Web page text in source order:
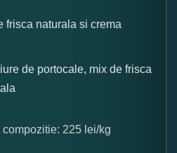
frisca naturala si crema
de portocale, mix de frisca
225 lei/kg